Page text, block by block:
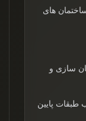
های
سازی و
پایین